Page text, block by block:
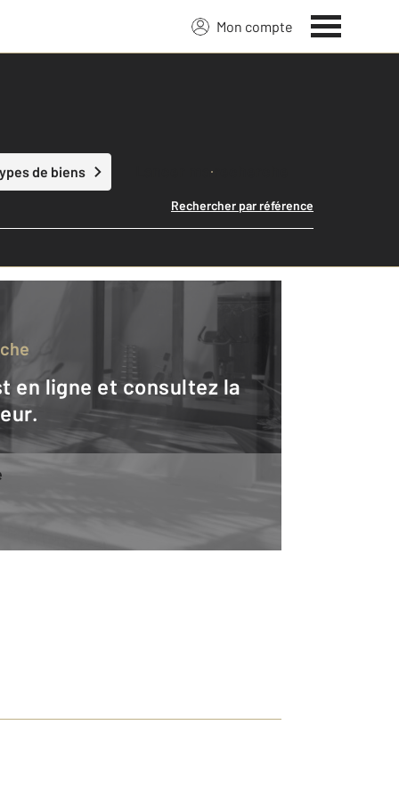
Mon compte
de biens Lancer ma recherche
Rechercher par référence